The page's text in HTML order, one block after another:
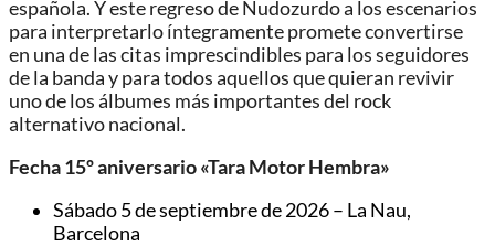
española. Y este regreso de Nudozurdo a los escenarios
para interpretarlo íntegramente promete convertirse
en una de las citas imprescindibles para los seguidores
de la banda y para todos aquellos que quieran revivir
uno de los álbumes más importantes del rock
alternativo nacional.
Fecha 15º aniversario «Tara Motor Hembra»
Sábado 5 de septiembre de 2026 – La Nau,
Barcelona